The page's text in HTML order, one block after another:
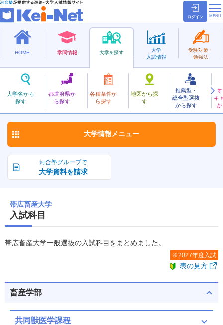
ログイン
HOME 学問情報 大学を探す
大学名から
探す
都道府県か
ら探す
各種条件か
ら探す
地図から探
す
推薦型・
総合型選抜
から探す
キ
か
大学
入試情報
受験対策・
勉強法
国立
おびひろちくさん
帯広畜産大学 お気に入り
河合塾グループで
大学資料を請求
大学情報 メニュー
帯広畜産大学
入試科目
帯広畜産大学一般選抜の入試科目をまとめました。
※2027年度入試
表の見方
畜産学部
共同獣医学課程